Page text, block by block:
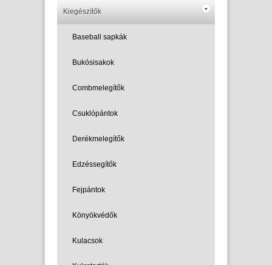
Kiegészítők
Baseball sapkák
Bukósisakok
Combmelegítők
Csuklópántok
Derékmelegítők
Edzéssegítők
Fejpántok
Könyökvédők
Kulacsok